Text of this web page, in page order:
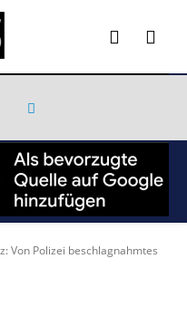
Von Polizei beschlagnahmtes